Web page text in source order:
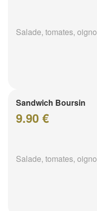
Salade, tomates,
Sandwich Boursin
9.90 €
Salade, tomates,